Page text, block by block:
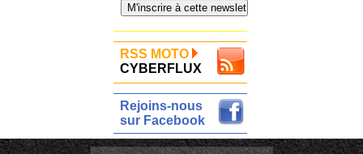
RSS MOTO
CYBERFLUX
Rejoins-nous
sur Facebook